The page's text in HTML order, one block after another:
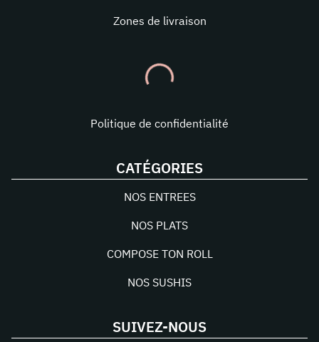
Zones de livraison
Politique de confidentialité
CATÉGORIES
NOS ENTREES
NOS PLATS
COMPOSE TON ROLL
NOS SUSHIS
SUIVEZ-NOUS